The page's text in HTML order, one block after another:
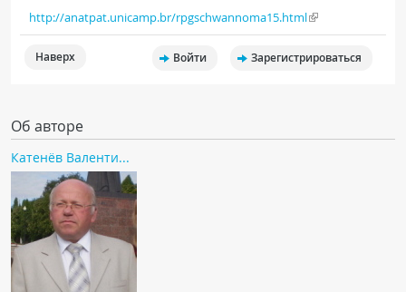
http://anatpat.unicamp.br/rpgschwannoma15.html
Наверх Войти Зарегистрироваться
Об авторе
Катенёв Валенти...